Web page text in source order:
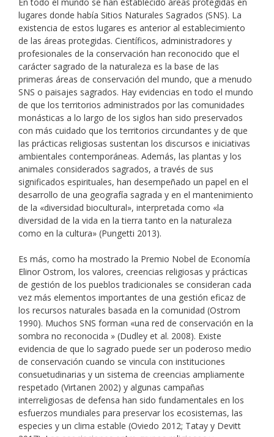
En todo el mundo se han establecido áreas protegidas en
lugares donde había Sitios Naturales Sagrados (SNS). La
existencia de estos lugares es anterior al establecimiento
de las áreas protegidas. Científicos, administradores y
profesionales de la conservación han reconocido que el
carácter sagrado de la naturaleza es la base de las
primeras áreas de conservación del mundo, que a menudo
SNS o paisajes sagrados. Hay evidencias en todo el mundo
de que los territorios administrados por las comunidades
monásticas a lo largo de los siglos han sido preservados
con más cuidado que los territorios circundantes y de que
las prácticas religiosas sustentan los discursos e iniciativas
ambientales contemporáneas. Además, las plantas y los
animales considerados sagrados, a través de sus
significados espirituales, han desempeñado un papel en el
desarrollo de una geografía sagrada y en el mantenimiento
de la «diversidad biocultural», interpretada como «la
diversidad de la vida en la tierra tanto en la naturaleza
como en la cultura» (Pungetti 2013).
Es más, como ha mostrado la Premio Nobel de Economía
Elinor Ostrom, los valores, creencias religiosas y prácticas
de gestión de los pueblos tradicionales se consideran cada
vez más elementos importantes de una gestión eficaz de
los recursos naturales basada en la comunidad (Ostrom
1990). Muchos SNS forman «una red de conservación en la
sombra no reconocida » (Dudley et al. 2008). Existe
evidencia de que lo sagrado puede ser un poderoso medio
de conservación cuando se vincula con instituciones
consuetudinarias y un sistema de creencias ampliamente
respetado (Virtanen 2002) y algunas campañas
interreligiosas de defensa han sido fundamentales en los
esfuerzos mundiales para preservar los ecosistemas, las
especies y un clima estable (Oviedo 2012; Tatay y Devitt